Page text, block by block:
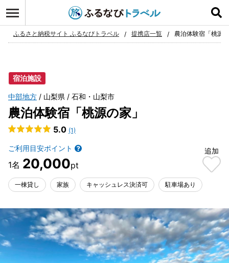
お気に入り
ふるさと納税サイト ふるなびトラベル 提携店一覧 農泊体験宿「桃源
宿泊施設
中部地方 山梨県 石和・山梨市
農泊体験宿「桃源の家」
5.0 (1)
ご利用目安ポイント
20,000
追加
一棟貸し 家族 キャッシュレス決済可 駐車場あり